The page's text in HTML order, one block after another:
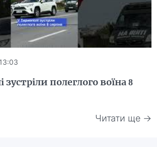
зустріли полеглого воїна 8
Читати ще →